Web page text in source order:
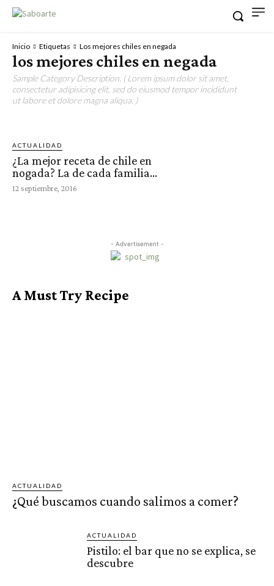
Inicio Etiquetas Los mejores chiles en negada
los mejores chiles en negada
Sample Category Description. ( Lorem ipsum dolor sit amet,
consectetur adipisicing elit, sed do eiusmod tempor incididunt
ut labore et dolore magna aliqua. )
ACTUALIDAD
¿La mejor receta de chile en
nogada? La de cada familia…
12 septiembre, 2016
- Advertisement -
A Must Try Recipe
ACTUALIDAD
¿Qué buscamos cuando salimos a comer?
ACTUALIDAD
Pistilo: el bar que no se explica, se
descubre